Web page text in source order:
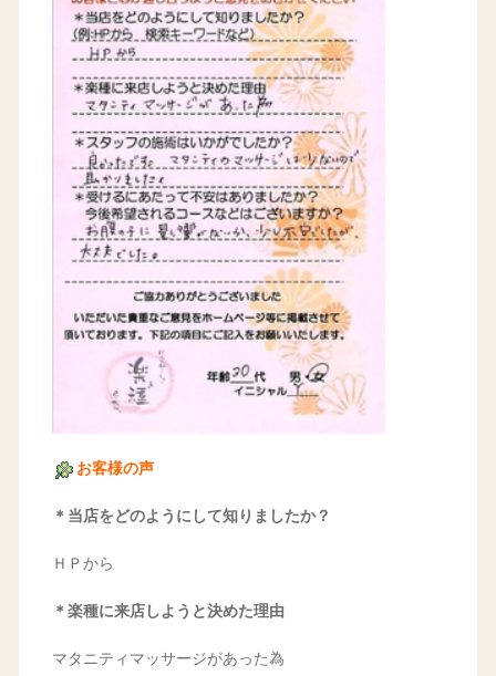
お客様の声
＊当店をどのようにして知りましたか？
ＨＰから
＊楽種に来店しようと決めた理由
マタニティマッサージがあった為